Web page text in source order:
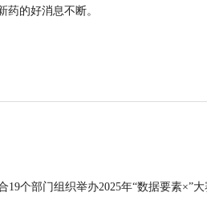
的好消息不断。
19个部门组织举办2025年“数据要素×”大